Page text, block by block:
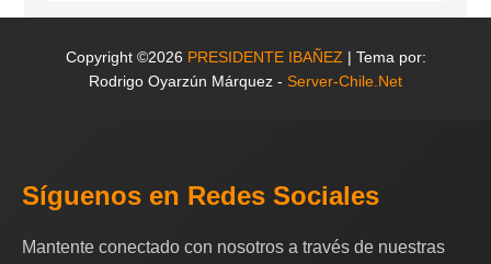
Copyright ©2026 PRESIDENTE IBAÑEZ | Tema por:
Rodrigo Oyarzún Márquez - Server-Chile.Net
Síguenos en Redes Sociales
Mantente conectado con nosotros a través de nuestras